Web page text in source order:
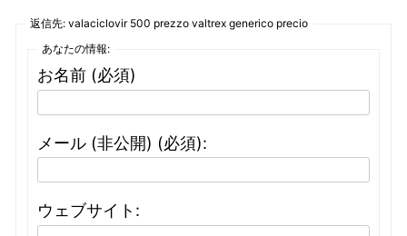
返信先: valaciclovir 500 prezzo valtrex generico precio
あなたの情報:
お名前 (必須)
メール (非公開) (必須):
ウェブサイト: